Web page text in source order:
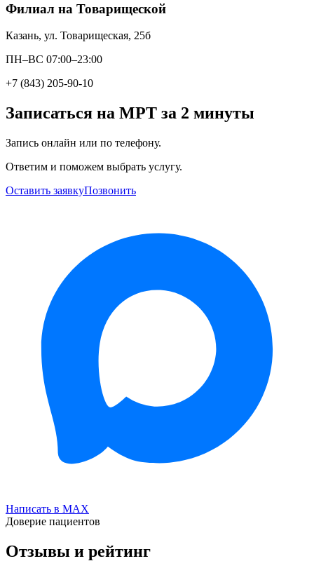
Филиал на Товарищеской
Казань, ул. Товарищеская, 25б
ПН–ВС 07:00–23:00
+7 (843) 205-90-10
Записаться на МРТ за 2 минуты
Запись онлайн или по телефону.
Ответим и поможем выбрать услугу.
Оставить заявкуПозвонить
Написать в MAX
Доверие пациентов
Отзывы и рейтинг